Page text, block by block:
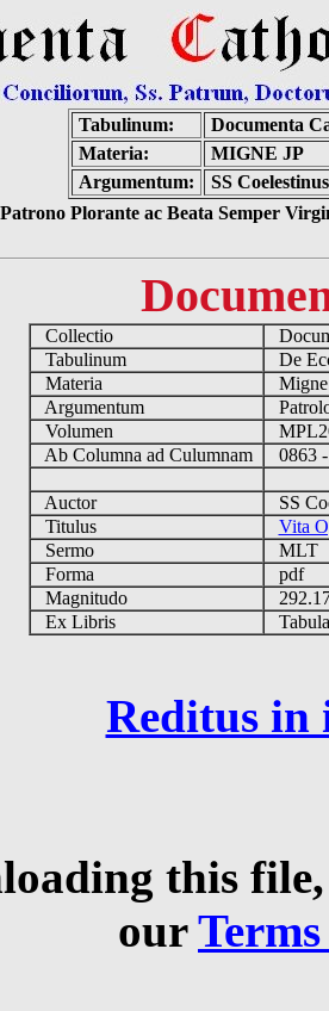
Tabulinum:
Documenta
Materia:
MIGNE JP
Argumentum:
SS
Plorante ac Beata Semper
Collectio
Tabulinum
De
Materia
Argumentum
Volumen
Ab Columna ad Culumnam
0863
Auctor
SS
Titulus
Vita
Sermo
MLT
Forma
pdf
Magnitudo
Ex Libris
Reditus in
this
our